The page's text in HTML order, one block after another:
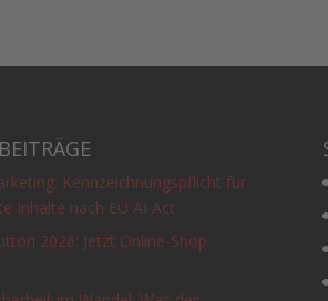
Kennzeichnungspflicht für
Inhalte nach EU AI Act
2026: Jetzt Online-Shop